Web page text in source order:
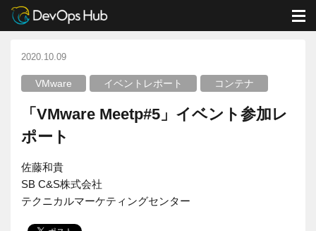
DevOps Hub ブログ イベントレポート 「VMware Meetp#5」イベント参加レポート
2020.10.09
VMware イベントレポート コンテナ
「VMware Meetp#5」イベント参加レ
ポート
佐藤和貴
SB C&S株式会社
テクニカルマーケティングセンター